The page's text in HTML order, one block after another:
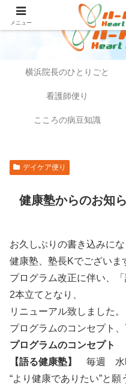
横浜院長のひとりごと
看護師便り
こころの病豆知識
デイケア便り
健康塾からのお知
お久しぶりの書き込みにな
健康塾、塾長Kでござい
プログラム改正に伴い、
2本立てとなり、
リニューアル致しました。
プログラムのコンセプト
プログラムのコンセプト
【語る健康塾】
毎週 水
“より健康でありたい”と
メニュー